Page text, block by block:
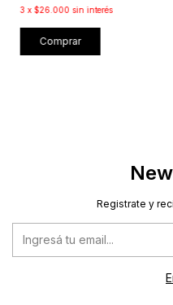
3 x $26.000 sin interés
Comprar
Registrate y